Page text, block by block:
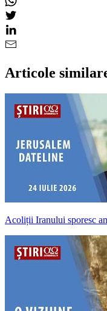
Articole
Acoliții Iranului sporesc